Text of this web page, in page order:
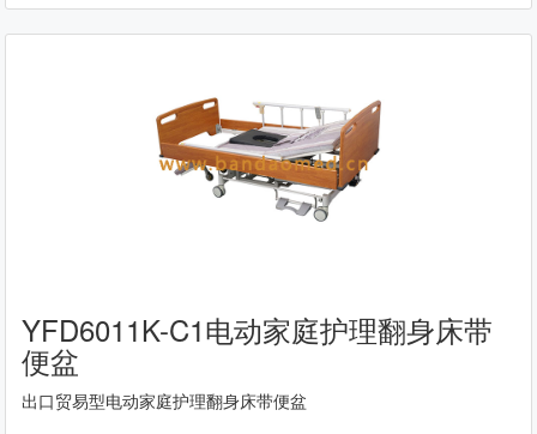
YFD6011K-C1电动家庭护理翻身床带
便盆
出口贸易型电动家庭护理翻身床带便盆